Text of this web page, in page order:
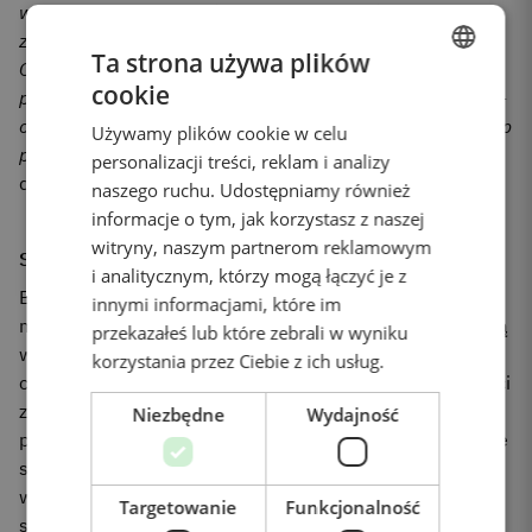
wyprodukowanych części zamiennych. Rośnie
zapotrzebowanie na regenerowane części samochodowe.
Oczywiście jesteśmy z tego zadowoleni, a po
przeprowadzeniu oceny cyklu życia, my - i nasi partnerzy -
otrzymujemy jasny obraz wpływu wszystkich naszych grup
produktów na środowisko i klimat, mówi Sten Højland,
dyrektor ds. zgodności w BORG Automotive.
System zwrotów jest podstawą modelu kołowego
BORG Automotive odnotował sprzedaż w wysokości 954
mln DKK w pierwszej połowie 2022 roku i jest największą
w Europie niezależną firmą zajmującą się regeneracją
części samochodowych. Firma odbiera uszkodzone części
zamienne z łańcucha dystrybucji i daje im nowe życie
poprzez regenerację. Zregenerowane części są następnie
sprzedawane do kanału dystrybucji, który sprzedaje je
warsztatom samochodowym, które wymieniają części
samochodu, umożliwiając konsumentowi dalszą jazdę.
POLISH
FRENCH
Ta strona używa plików
cookie
Używamy plików cookie w celu
personalizacji treści, reklam i analizy
naszego ruchu. Udostępniamy również
informacje o tym, jak korzystasz z naszej
witryny, naszym partnerom reklamowym
i analitycznym, którzy mogą łączyć je z
innymi informacjami, które im
przekazałeś lub które zebrali w wyniku
korzystania przez Ciebie z ich usług.
Niezbędne Wydajność
Targetowanie Funkcjonalność